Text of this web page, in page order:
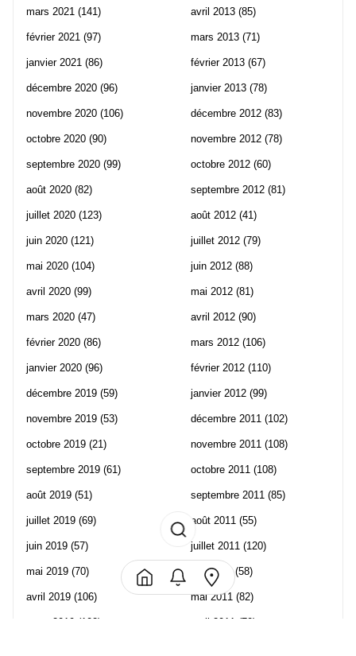
mars 2021 (141)
février 2021 (97)
janvier 2021 (86)
décembre 2020 (96)
novembre 2020 (106)
octobre 2020 (90)
septembre 2020 (99)
août 2020 (82)
juillet 2020 (123)
juin 2020 (121)
mai 2020 (104)
avril 2020 (99)
mars 2020 (47)
février 2020 (86)
janvier 2020 (96)
décembre 2019 (59)
novembre 2019 (53)
octobre 2019 (21)
septembre 2019 (61)
août 2019 (51)
juillet 2019 (69)
juin 2019 (57)
mai 2019 (70)
avril 2019 (106)
mars 2019 (102)
avril 2013 (85)
mars 2013 (71)
février 2013 (67)
janvier 2013 (78)
décembre 2012 (83)
novembre 2012 (78)
octobre 2012 (60)
septembre 2012 (81)
août 2012 (41)
juillet 2012 (79)
juin 2012 (88)
mai 2012 (81)
avril 2012 (90)
mars 2012 (106)
février 2012 (110)
janvier 2012 (99)
décembre 2011 (102)
novembre 2011 (108)
octobre 2011 (108)
septembre 2011 (85)
août 2011 (55)
juillet 2011 (120)
juin 2011(58)
mai 2011 (82)
avril 2011 (70)